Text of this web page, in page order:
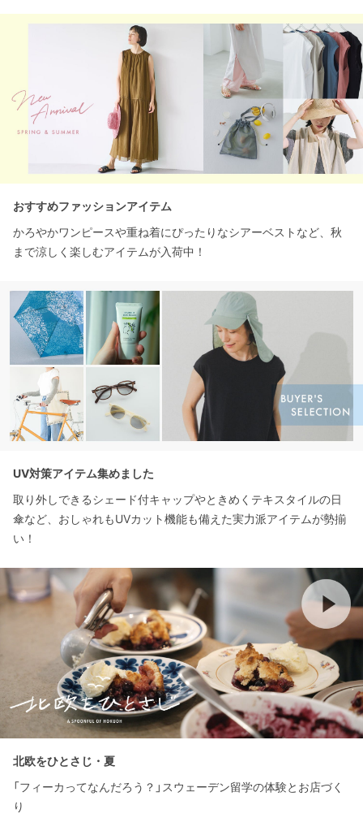
おすすめファッションアイテム
かろやかワンピースや重ね着にぴったりなシアーベストなど、秋
まで涼しく楽しむアイテムが入荷中！
UV対策アイテム集めました
取り外しできるシェード付キャップやときめくテキスタイルの日
傘など、おしゃれもUVカット機能も備えた実力派アイテムが勢揃
い！
北欧をひとさじ・夏
「フィーカってなんだろう？」スウェーデン留学の体験とお店づく
り